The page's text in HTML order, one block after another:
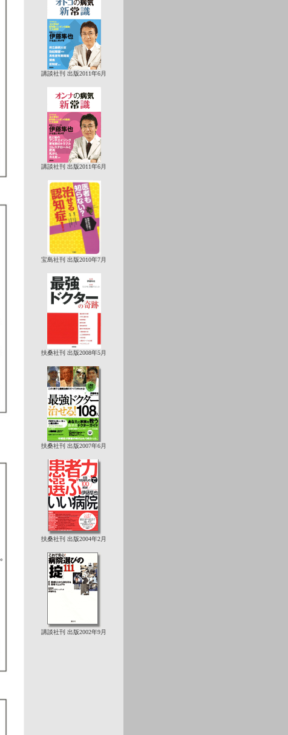
講談社刊 出版2011年6月
講談社刊 出版2011年6月
宝島社刊 出版2010年7月
扶桑社刊 出版2008年5月
扶桑社刊 出版2007年6月
扶桑社刊 出版2004年2月
講談社刊 出版2002年9月